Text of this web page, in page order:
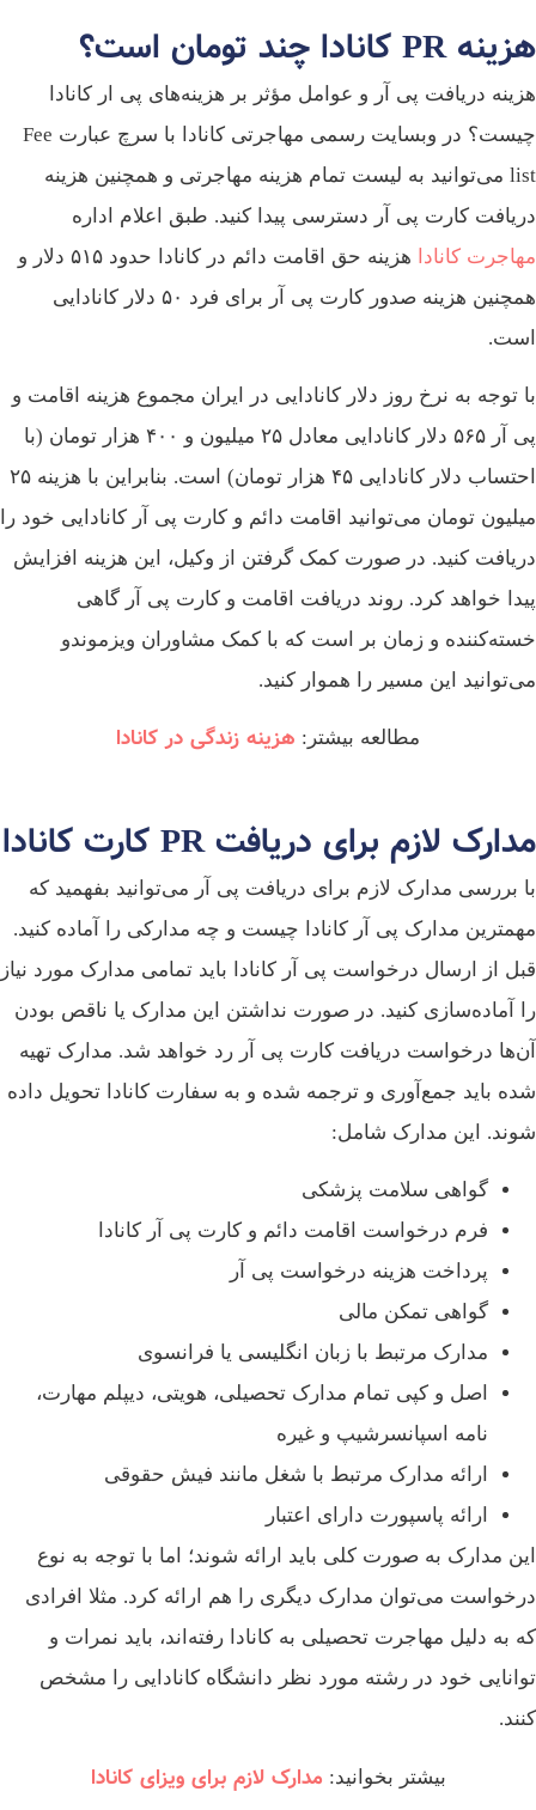
هزینه PR کانادا چند تومان است؟
هزینه دریافت پی آر و عوامل مؤثر بر هزینه‌های پی ار کانادا
چیست؟ در وبسایت رسمی مهاجرتی کانادا با سرچ عبارت Fee
list می‌توانید به لیست تمام هزینه مهاجرتی و همچنین هزینه
دریافت کارت پی آر دسترسی پیدا کنید. طبق اعلام اداره
مهاجرت کانادا
هزینه حق اقامت دائم در کانادا حدود ۵۱۵ دلار و
همچنین هزینه صدور کارت پی آر برای فرد ۵۰ دلار کانادایی
است.
با توجه به نرخ روز دلار کانادایی در ایران مجموع هزینه اقامت و
پی آر ۵۶۵ دلار کانادایی معادل ۲۵ میلیون و ۴۰۰ هزار تومان (با
احتساب دلار کانادایی ۴۵ هزار تومان) است. بنابراین با هزینه ۲۵
میلیون تومان می‌توانید اقامت دائم و کارت پی آر کانادایی خود را
دریافت کنید. در صورت کمک گرفتن از وکیل، این هزینه افزایش
پیدا خواهد کرد. روند دریافت اقامت و کارت پی آر گاهی
خسته‌کننده و زمان بر است که با کمک مشاوران ویزموندو
می‌توانید این مسیر را هموار کنید.
مطالعه بیشتر: هزینه زندگی در کانادا
مدارک لازم برای دریافت PR کارت کانادا
با بررسی مدارک لازم برای دریافت پی آر می‌توانید بفهمید که
مهم­ترین مدارک پی آر کانادا چیست و چه مدارکی را آماده کنید.
قبل از ارسال درخواست پی آر کانادا باید تمامی مدارک مورد نیاز
را آماده‌سازی کنید. در صورت نداشتن این مدارک یا ناقص بودن
آن‌ها درخواست دریافت کارت پی آر رد خواهد شد. مدارک تهیه
شده باید جمع‌آوری و ترجمه شده و به سفارت کانادا تحویل داده
شوند. این مدارک شامل:
گواهی سلامت پزشکی
فرم درخواست اقامت دائم و کارت پی آر کانادا
پرداخت هزینه درخواست پی آر
گواهی تمکن مالی
مدارک مرتبط با زبان انگلیسی یا فرانسوی
اصل و کپی تمام مدارک تحصیلی، هویتی، دیپلم مهارت،
نامه اسپانسرشیپ و غیره
ارائه مدارک مرتبط با شغل مانند فیش حقوقی
ارائه پاسپورت دارای اعتبار
این مدارک به صورت کلی باید ارائه شوند؛ اما با توجه به نوع
درخواست می‌توان مدارک دیگری را هم ارائه کرد. مثلا افرادی
که به دلیل مهاجرت تحصیلی به کانادا رفته‌اند، باید نمرات و
توانایی خود در رشته مورد نظر دانشگاه کانادایی را مشخص
کنند.
بیشتر بخوانید: مدارک لازم برای ویزای کانادا